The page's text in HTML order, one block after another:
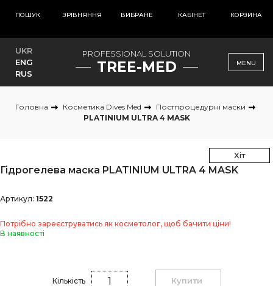
ПОШУК ЗРІВНЯННЯ ВИБРАНЕ КАБІНЕТ КОРЗИНА
PROFESSIONAL SOLUTION
TREE-MED
UKR
ENG
RUS
MENU
Головна Косметика Dives Med
Постпроцедурні маски
PLATINIUM ULTRA 4 MASK
Хіт
Гідрогелева маска PLATINIUM ULTRA 4 MASK
Артикул: 1522
Потрібно зареєструватись як косметолог, щоб бачити ціни!
В наявності
Кількість Купити